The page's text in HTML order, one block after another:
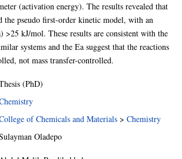
(activation energy). The results revealed that
the pseudo first-order kinetic model, with an
>25 kJ/mol. These results are consistent with the
systems and the Ea suggest that the reactions
not mass transfer-controlled.
(PhD)
of Chemicals and Materials >Chemistry
Oladepo